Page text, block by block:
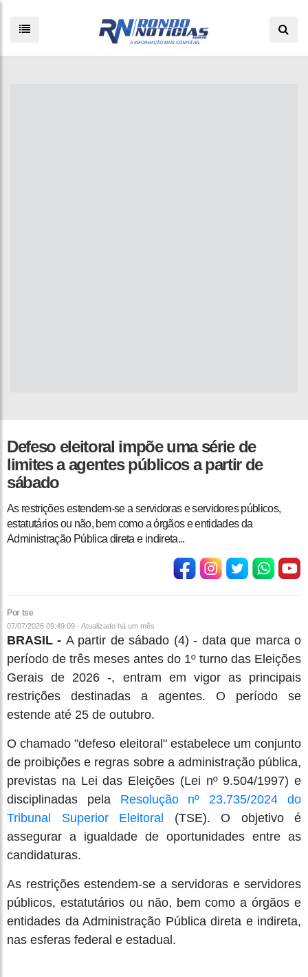
Defeso eleitoral impõe uma série de
limites a agentes públicos a partir de
sábado
As restrições estendem-se a servidoras e servidores públicos,
estatutários ou não, bem como a órgãos e entidades da
Administração Pública direta e indireta...
Por tse
07/07/2026 09:49:09 - Atualizado há um mês
BRASIL - A partir de sábado (4) - data que marca o
período de três meses antes do 1º turno das Eleições
Gerais de 2026 -, entram em vigor as principais
restrições destinadas a agentes. O período se
estende até 25 de outubro.
O chamado "defeso eleitoral" estabelece um conjunto
de proibições e regras sobre a administração pública,
previstas na Lei das Eleições (Lei nº 9.504/1997) e
disciplinadas pela Resolução nº 23.735/2024 do
Tribunal Superior Eleitoral (TSE). O objetivo é
assegurar a igualdade de oportunidades entre as
candidaturas.
As restrições estendem-se a servidoras e servidores
públicos, estatutários ou não, bem como a órgãos e
entidades da Administração Pública direta e indireta,
nas esferas federal e estadual.